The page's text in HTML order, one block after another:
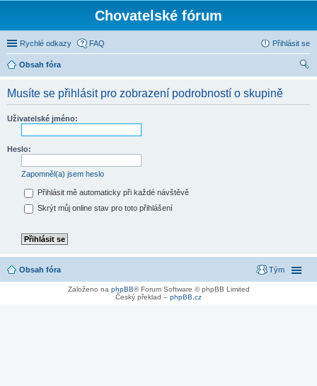
Chovatelské fórum
Rychlé odkazy FAQ Přihlásit se
Obsah fóra
Musíte se přihlásit pro zobrazení podrobností o skupině
Uživatelské jméno:
Heslo:
Zapomněl(a) jsem heslo
Přihlásit mě automaticky při každé návštěvě
Skrýt můj online stav pro toto přihlášení
Obsah fóra Tým
Založeno na phpBB® Forum Software © phpBB Limited
Český překlad – phpBB.cz